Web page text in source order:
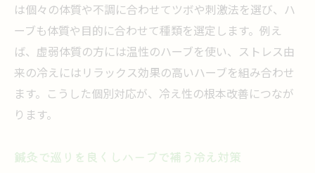
は個々の体質や不調に合わせてツボや刺激法を選び、ハ
ーブも体質や目的に合わせて種類を選定します。例え
ば、虚弱体質の方には温性のハーブを使い、ストレス由
来の冷えにはリラックス効果の高いハーブを組み合わせ
ます。こうした個別対応が、冷え性の根本改善につなが
ります。
鍼灸で巡りを良くしハーブで補う冷え対策